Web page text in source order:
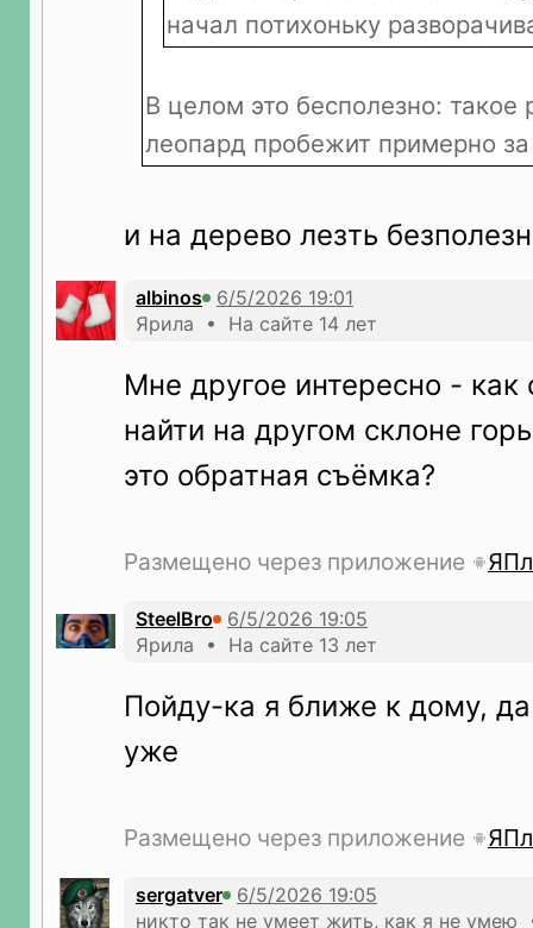
начал потихоньку
В целом это бесполезно: такое
леопард пробежит примерно
и на дерево лезть
albinos
Ярила • На сайте 14 лет
Мне другое интересно - как
найти на другом склоне
это обратная съёмка?
Размещено через приложение
SteelBro
Ярила • На сайте 13 лет
Пойду-ка я ближе к дому,
уже
Размещено через приложение
sergatver
никто так не умеет жить, как я не умею